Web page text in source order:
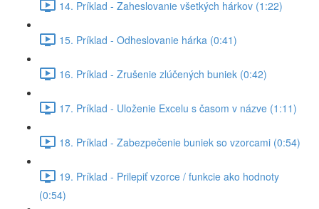
14. Príklad - Zaheslovanie všetkých hárkov (1:22)
15. Príklad - Odheslovanie hárka (0:41)
16. Príklad - Zrušenie zlúčených buniek (0:42)
17. Príklad - Uloženie Excelu s časom v názve (1:11)
18. Príklad - Zabezpečenie buniek so vzorcami (0:54)
19. Príklad - Prilepiť vzorce / funkcie ako hodnoty
(0:54)